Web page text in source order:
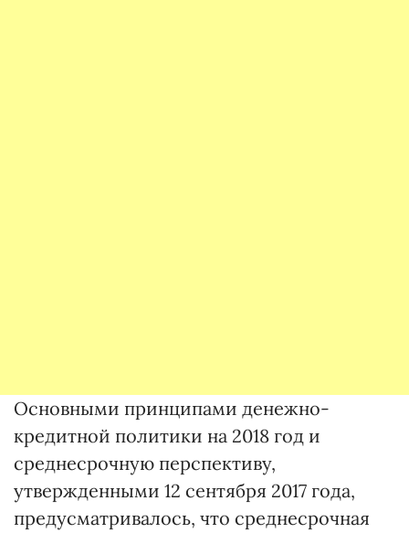
Основными принципами денежно-
кредитной политики на 2018 год и
среднесрочную перспективу,
утвержденными 12 сентября 2017 года,
предусматривалось, что среднесрочная